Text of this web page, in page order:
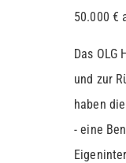
50.000 €
Das
und zur
haben
- eine